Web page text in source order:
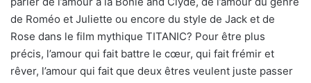
de Roméo et Juliette ou encore du style de Jack et de
Rose dans le film mythique TITANIC? Pour être plus
précis, l’amour qui fait battre le cœur, qui fait frémir et
rêver, l’amour qui fait que deux êtres veulent juste passer